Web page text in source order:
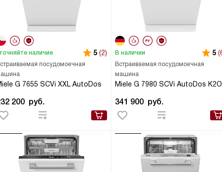
посудомоечная
G 7655 SCVi XXL AutoDos
наличие 5 (2)
200 руб.
Встраиваемая посудомоечная
машина
Miele G 7980 SCVi AutoDos K2O
В наличии 5
341 900 руб.